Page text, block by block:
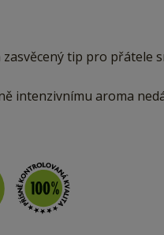
tip pro přátele
intenzivnímu aroma